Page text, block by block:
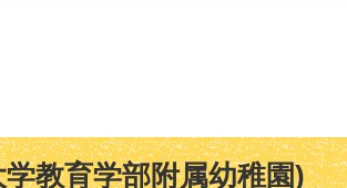
教育学部附属幼稚園)